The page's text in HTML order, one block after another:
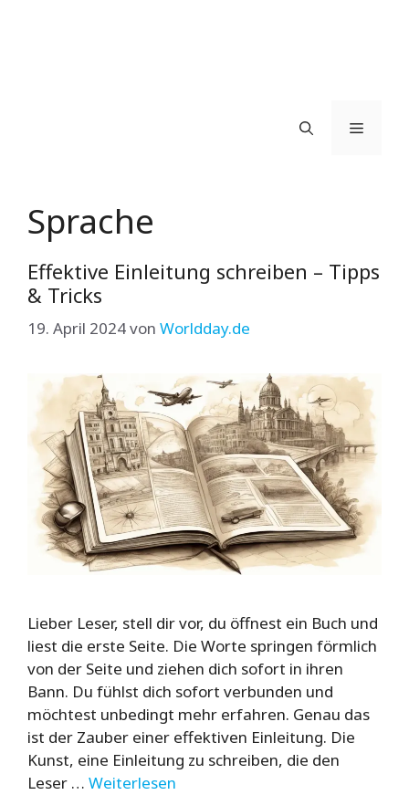
Menü
Sprache
Effektive Einleitung schreiben – Tipps
& Tricks
19. April 2024von Worldday.de
Lieber Leser, stell dir vor, du öffnest ein Buch und
liest die erste Seite. Die Worte springen förmlich
von der Seite und ziehen dich sofort in ihren
Bann. Du fühlst dich sofort verbunden und
möchtest unbedingt mehr erfahren. Genau das
ist der Zauber einer effektiven Einleitung. Die
Kunst, eine Einleitung zu schreiben, die den
Leser … Weiterlesen